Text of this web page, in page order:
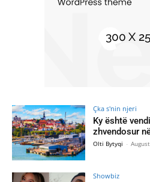
Çka s'nin njeri
Ky është
zhvendosur
Olti Bytyqi -
Showbiz